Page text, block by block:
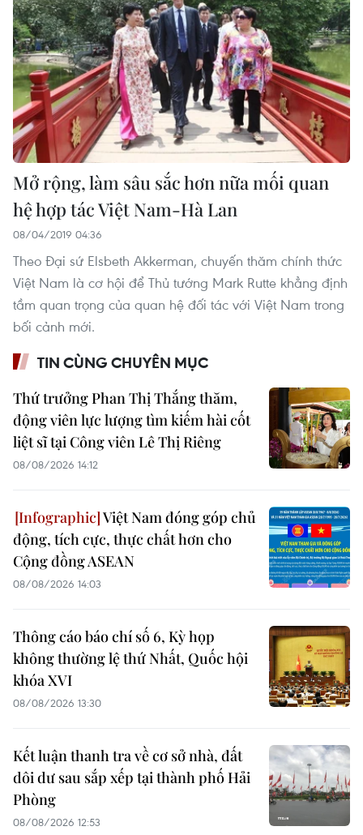
Mở rộng, làm sâu sắc hơn nữa mối quan
hệ hợp tác Việt Nam-Hà Lan
08/04/2019 04:36
Theo Đại sứ Elsbeth Akkerman, chuyến thăm chính thức
Việt Nam là cơ hội để Thủ tướng Mark Rutte khẳng định
tầm quan trọng của quan hệ đối tác với Việt Nam trong
bối cảnh mới.
TIN CÙNG CHUYÊN MỤC
Thứ trưởng Phan Thị Thắng thăm,
động viên lực lượng tìm kiếm hài cốt
liệt sĩ tại Công viên Lê Thị Riêng
08/08/2026 14:12
Việt Nam đóng góp chủ
động, tích cực, thực chất hơn cho
Cộng đồng ASEAN
08/08/2026 14:03
Thông cáo báo chí số 6, Kỳ họp
không thường lệ thứ Nhất, Quốc hội
khóa XVI
08/08/2026 13:30
Kết luận thanh tra về cơ sở nhà, đất
dôi dư sau sắp xếp tại thành phố Hải
Phòng
08/08/2026 12:53